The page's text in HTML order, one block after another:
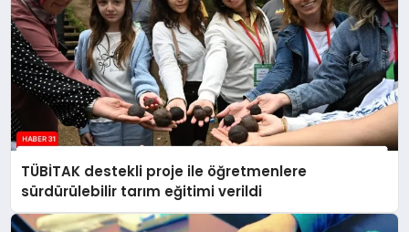
TÜBİTAK destekli proje ile öğretmenlere
sürdürülebilir tarım eğitimi verildi